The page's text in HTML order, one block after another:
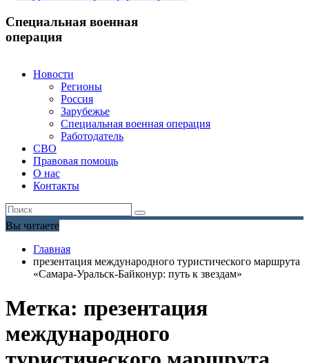
Специальная военная
операция
Новости
Регионы
Россия
Зарубежье
Специальная военная операция
Работодатель
СВО
Правовая помощь
О нас
Контакты
Вы читаете
Главная
презентация международного туристического маршрута
«Самара-Уральск-Байконур: путь к звездам»
Метка: презентация
международного